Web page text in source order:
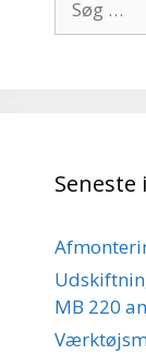
efter:
MB 220